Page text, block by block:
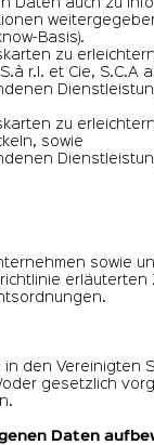
Daten auch zu
Basis).
zu
r.l. et Cie, S.C.A
zu
sowie
sowie
den Vereinigten
gesetzlich
Daten